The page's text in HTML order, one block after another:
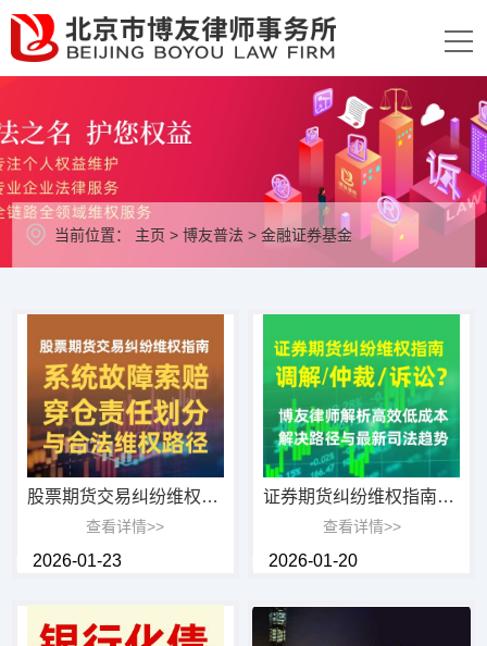
当前位置： 主页 >博友普法 >金融证券基金
股票期货交易纠纷维权指南：系统故障索赔、穿仓责任划分与合法维权路径
查看详情>>
2026-01-23
证券期货纠纷维权指南：调解、仲裁还是诉讼？博友律师解析高效低成本解决路径与最新司
查看详情>>
2026-01-20